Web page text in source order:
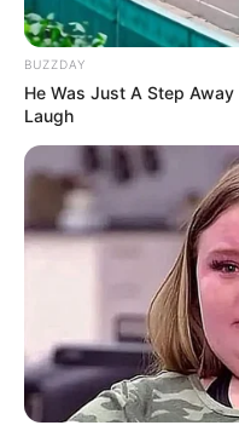
REINER FUELLMICH ΓΙΑ
ΝΥΡΕΜΒΕΡΓΗ 2: «ΣΕ 2 ΕΩΣ
ΕΒΔΟΜΑΔΕΣ, ΘΑ...
ΗΠΑ: Ο Αμερικανικός
Ερυθρός Σταυρός
να αναμειγνύει αίμα
εμβολιασμένων με αίμα...
BUZZDAY
He Was Just A Step
Laugh